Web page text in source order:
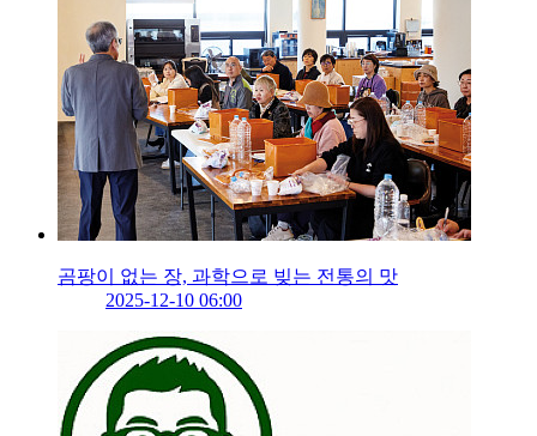
곰팡이 없는 장, 과학으로 빚는 전통의 맛
2025-12-10 06:00